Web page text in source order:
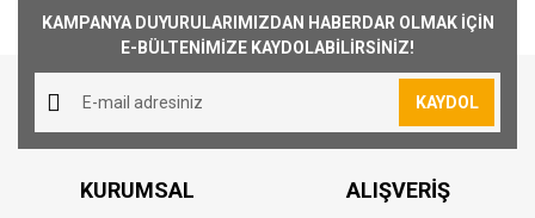
Yorum Yaz
sonları ürün sevkiyatımız yoktur.
Kargo Ücreti
1000₺ Üstü siparişlerin tümü Türkiye'nin her
yerine ücretsiz olarak gönderilmektedir. 1000₺
alınmaktadır.
KAMPANYA DUYURULARIMIZDAN HABERDAR OLMAK İÇİN
E-BÜLTENİMİZE KAYDOLABİLİRSİNİZ!
KAYDOL
KURUMSAL ALIŞVERİŞ